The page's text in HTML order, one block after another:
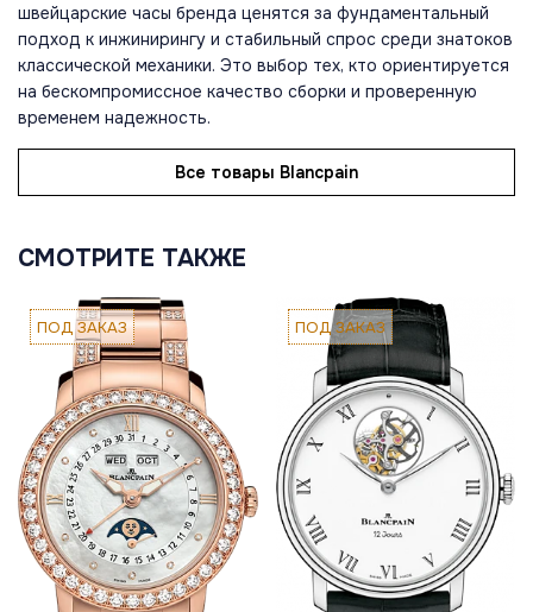
швейцарские часы бренда ценятся за фундаментальный
подход к инжинирингу и стабильный спрос среди знатоков
классической механики. Это выбор тех, кто ориентируется
на бескомпромиссное качество сборки и проверенную
временем надежность.
Все товары Blancpain
СМОТРИТЕ ТАКЖЕ
ПОД ЗАКАЗ ПОД ЗАКАЗ